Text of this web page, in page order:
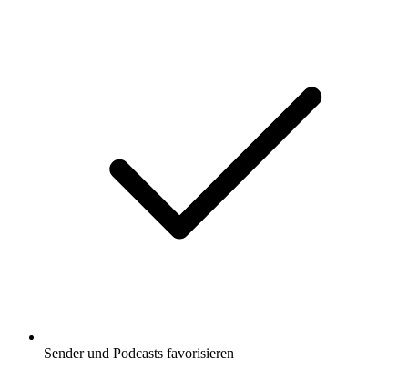
Sender und Podcasts favorisieren